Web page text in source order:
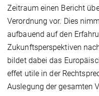
Zeitraum einen Bericht
Verordnung vor. Dies
aufbauend auf den
Zukunftsperspektiven
bildet dabei das
effet utile in der
Auslegung der gesamten